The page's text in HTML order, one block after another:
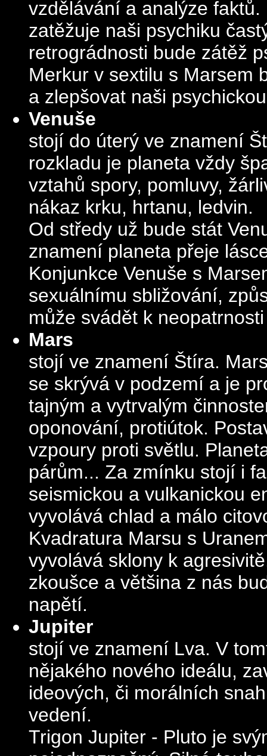
vzdělávání a analýze
zatěžuje naši psychiku
retrográdnosti bude zátěž
Merkur v sextilu s Marsem
a zlepšovat naši
Venuše
stojí do úterý ve znamení
rozkladu je planeta vždy
vztahů spory, pomluvy,
nákaz krku, hrtanu, ledvin.
Od středy už bude stát
znamení planeta přeje
Konjunkce Venuše s
sexuálnímu sbližování,
může svádět k
Mars
stojí ve znamení Štíra.
se skrývá v podzemí a je
tajným a vytrvalým
oponování, protiútok.
vzpoury proti světlu.
párům... Za zmínku stojí i
seismickou a vulkanickou
vyvolává chlad a málo
Kvadratura Marsu s
vyvolává sklony k
zkoušce a většina z nás
napětí.
Jupiter
stojí ve znamení Lva. V
nějakého nového ideálu,
ideových, či morálních
vedení.
Trigon Jupiter - Pluto je